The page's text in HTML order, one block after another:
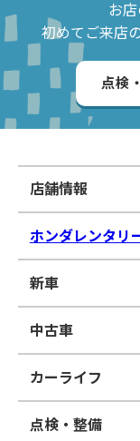
お店
初めてご来店
点検
店舗情報
ホンダレンタリ
新車
中古車
カーライフ
点検・整備